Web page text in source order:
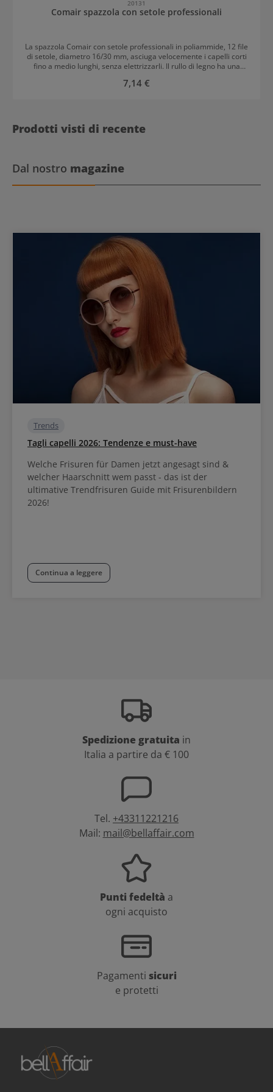
20131
Comair spazzola con setole professionali
La spazzola Comair con setole professionali in poliammide, 12 file
di setole, diametro 16/30 mm, asciuga velocemente i capelli corti
fino a medio lunghi, senza elettrizzarli. Il rullo di legno ha una
Prezzo normale:
7,14 €
Prodotti visti di recente
Dal nostro magazine
Trends
Tagli capelli 2026: Tendenze e must-have
Welche Frisuren für Damen jetzt angesagt sind &
welcher Haarschnitt wem passt - das ist der
ultimative Trendfrisuren Guide mit Frisurenbildern
2026!
Continua a leggere
Spedizione gratuita in
Italia a partire da € 100
Tel. +43311221216
Mail: mail@bellaffair.com
Punti fedeltà a
ogni acquisto
Pagamenti sicuri
e protetti